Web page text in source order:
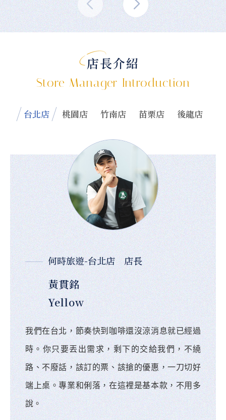
店長介紹
Store Manager Introduction
台北店 桃園店 竹南店 苗栗店 後龍店
何時旅遊-台北店 店長
黃貫銘
Yellow
我們在台北，節奏快到咖啡還沒涼消息就已經過
時。你只要丟出需求，剩下的交給我們，不繞
路、不廢話，該訂的票、該搶的優惠，一刀切好
端上桌。專業和俐落，在這裡是基本款，不用多
說。